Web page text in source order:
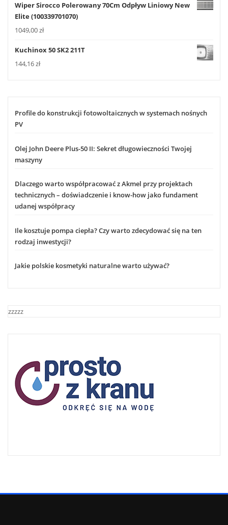
Wiper Sirocco Polerowany 70Cm Odpływ Liniowy New
Elite (100339701070)
1049,00zł
Kuchinox 50 SK2 211T
144,16zł
Profile do konstrukcji fotowoltaicznych w systemach nośnych
PV
Olej John Deere Plus-50 II: Sekret długowieczności Twojej
maszyny
Dlaczego warto współpracować z Akmel przy projektach
technicznych – doświadczenie i know-how jako fundament
udanej współpracy
Ile kosztuje pompa ciepła? Czy warto zdecydować się na ten
rodzaj inwestycji?
Jakie polskie kosmetyki naturalne warto używać?
zzzzz